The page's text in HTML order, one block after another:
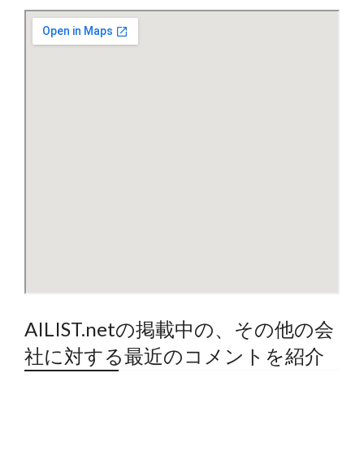
AILIST.netの掲載中の、その他の会
社に対する最近のコメントを紹介